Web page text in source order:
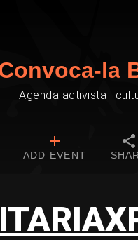
la
Agenda activista i
ADD EVENT